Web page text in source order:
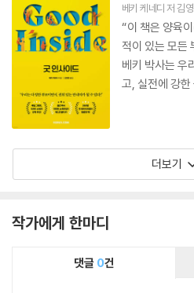
베키 케네디저김
“이 책은 양육
적이 있는 모든
베키 박사는 우
고, 실전에 강
더보기
작가에게 한마디
댓글 0건